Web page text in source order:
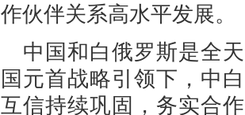
作伙伴关系高水平发展。
中国和白俄罗斯是全
国元首战略引领下，中
互信持续巩固，务实合